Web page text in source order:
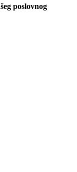
poslovnog